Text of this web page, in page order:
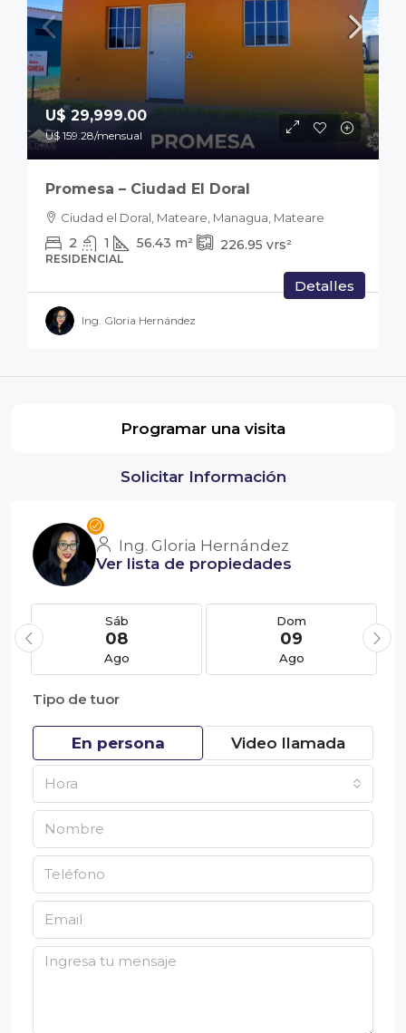
U$ 29,999.00
U$ 159.28/mensual
Promesa – Ciudad El Doral
Ciudad el Doral, Mateare, Managua, Mateare
2 1 56.43 m² 226.95 vrs²
RESIDENCIAL
Detalles
Ing. Gloria Hernández
Programar una visita
Solicitar Información
Ing. Gloria Hernández
Ver lista de propiedades
Sáb
08
Ago
Dom
09
Ago
Tipo de tuor
En persona Video llamada
Hora